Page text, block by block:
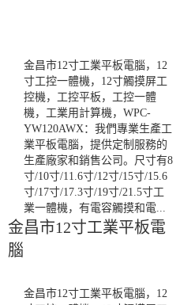
金昌市12寸工業平板電腦，12
寸工控一體機，12寸觸摸屏工
控機，工控平板，工控一體
機，工業用計算機，WPC-
YW120AWX：我們專業生產工
業平板電腦，提供定制服務的
生產廠家和銷售公司。尺寸有8
寸/10寸/11.6寸/12寸/15寸/15.6
寸/17寸/17.3寸/19寸/21.5寸工
業一體機，有電容觸摸和電...
金昌市12寸工業平板電
腦
金昌市12寸工業平板電腦，12